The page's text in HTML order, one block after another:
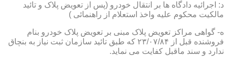
د: اجرائیه دادگاه ها بر انتقال خودرو (پس از تعویض پلاک و تائید
مالکیت محکوم علیه واخذ استعلام از راهنمائی )
ه- گواهی مراکز تعویض پلاک مبنی بر تعویض پلاک خودرو بنام
فروشنده قبل از ۲۳/۰۷/۸۴ که طبق تائید سازمان ثبت نیاز به بنچاق
ندارد و سند ماقبل کفایت می نماید.